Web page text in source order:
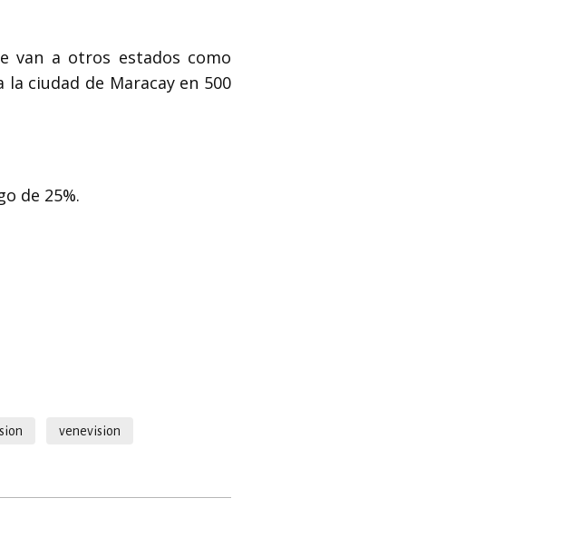
van a otros estados como
ciudad de Maracay en 500
de 25%.
venevision